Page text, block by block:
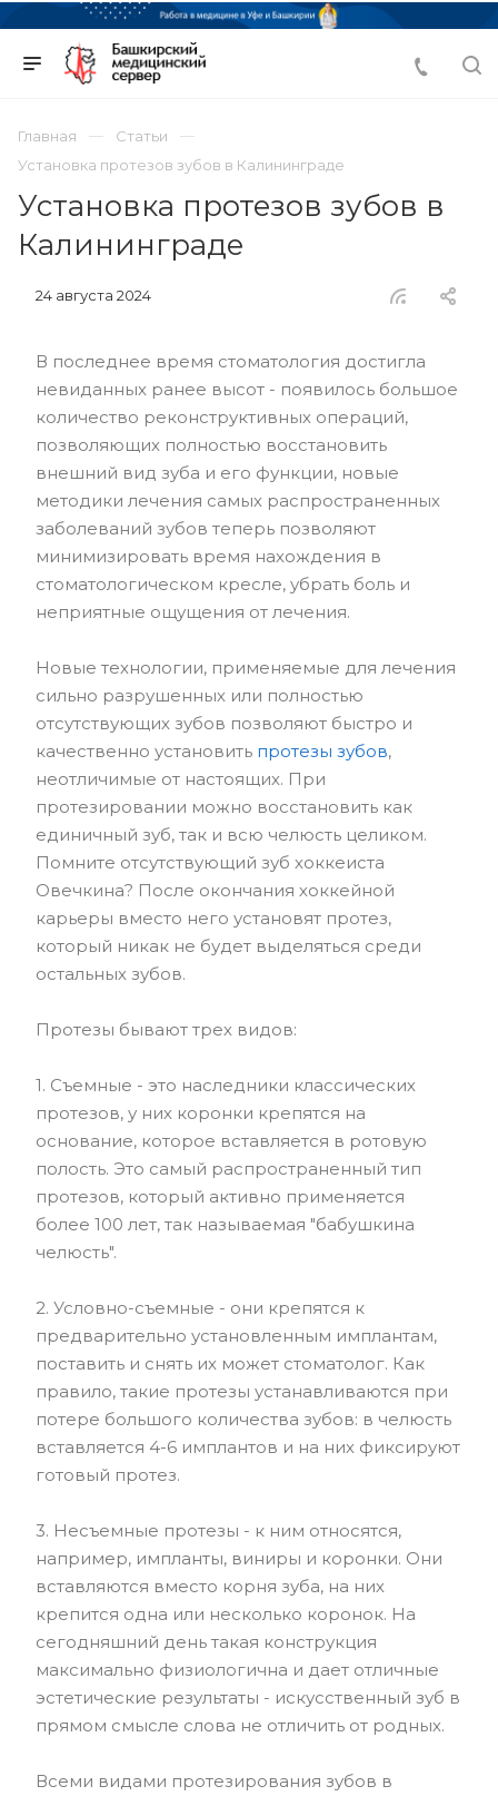
Главная
Статьи
Установка протезов зубов в Калининграде
Установка протезов зубов в
Калининграде
24 августа 2024
В последнее время стоматология достигла
невиданных ранее высот - появилось большое
количество реконструктивных операций,
позволяющих полностью восстановить
внешний вид зуба и его функции, новые
методики лечения самых распространенных
заболеваний зубов теперь позволяют
минимизировать время нахождения в
стоматологическом кресле, убрать боль и
неприятные ощущения от лечения.
Новые технологии, применяемые для лечения
сильно разрушенных или полностью
отсутствующих зубов позволяют быстро и
качественно установить протезы зубов,
неотличимые от настоящих. При
протезировании можно восстановить как
единичный зуб, так и всю челюсть целиком.
Помните отсутствующий зуб хоккеиста
Овечкина? После окончания хоккейной
карьеры вместо него установят протез,
который никак не будет выделяться среди
остальных зубов.
Протезы бывают трех видов:
1. Съемные - это наследники классических
протезов, у них коронки крепятся на
основание, которое вставляется в ротовую
полость. Это самый распространенный тип
протезов, который активно применяется
более 100 лет, так называемая "бабушкина
челюсть".
2. Условно-съемные - они крепятся к
предварительно установленным имплантам,
поставить и снять их может стоматолог. Как
правило, такие протезы устанавливаются при
потере большого количества зубов: в челюсть
вставляется 4-6 имплантов и на них фиксируют
готовый протез.
3. Несъемные протезы - к ним относятся,
например, импланты, виниры и коронки. Они
вставляются вместо корня зуба, на них
крепится одна или несколько коронок. На
сегодняшний день такая конструкция
максимально физиологична и дает отличные
эстетические результаты - искусственный зуб в
прямом смысле слова не отличить от родных.
Всеми видами протезирования зубов в